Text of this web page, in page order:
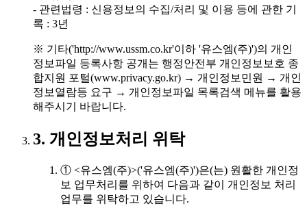
- 관련법령 : 신용정보의 수집/처리 및 이용 등에 관한 기
록 : 3년
※ 기타('http://www.ussm.co.kr'이하 '유스엠(주)')의 개인
정보파일 등록사항 공개는 행정안전부 개인정보보호 종
합지원 포털(www.privacy.go.kr) → 개인정보민원 → 개인
정보열람등 요구 → 개인정보파일 목록검색 메뉴를 활용
해주시기 바랍니다.
3. 개인정보처리 위탁
① <유스엠(주)>('유스엠(주)')은(는) 원활한 개인정
보 업무처리를 위하여 다음과 같이 개인정보 처리
업무를 위탁하고 있습니다.